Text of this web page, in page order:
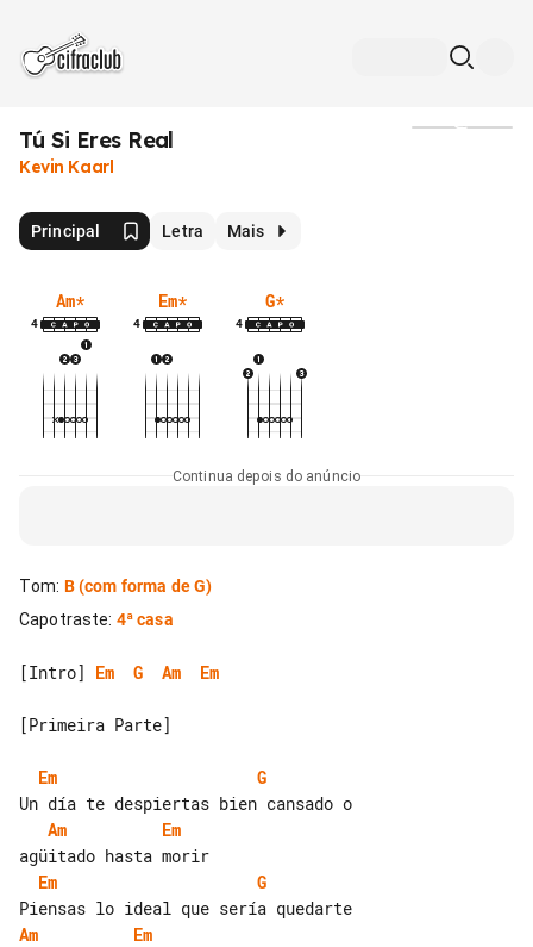
Tú Si Eres Real
Kevin Kaarl
Principal Letra Mais
Am*
4
Em*
4
G*
4
Continua depois do anúncio
Tom: B(com forma de G)
Capotraste: 4ª casa
[Intro] Em G Am Em
[Primeira Parte]
Em
G
Am
Em
Em
G
Am
Em